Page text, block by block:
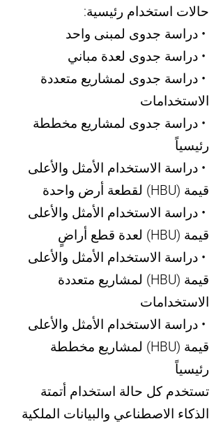
حالات استخدام رئيسية:
• دراسة جدوى لمبنى واحد
• دراسة جدوى لعدة مباني
• دراسة جدوى لمشاريع متعددة
الاستخدامات
• دراسة جدوى لمشاريع مخططة
رئيسياً
• دراسة الاستخدام الأمثل والأعلى
قيمة (HBU) لقطعة أرض واحدة
• دراسة الاستخدام الأمثل والأعلى
قيمة (HBU) لعدة قطع أراضٍ
• دراسة الاستخدام الأمثل والأعلى
قيمة (HBU) لمشاريع متعددة
الاستخدامات
• دراسة الاستخدام الأمثل والأعلى
قيمة (HBU) لمشاريع مخططة
رئيسياً
تستخدم كل حالة استخدام أتمتة
الذكاء الاصطناعي والبيانات الملكية